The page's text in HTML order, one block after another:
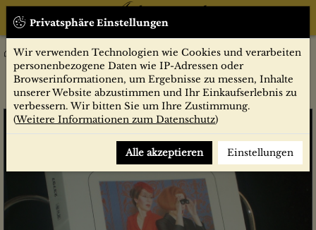
Privatsphäre Einstellungen
Wir verwenden Technologien wie Cookies und verarbeiten
personenbezogene Daten wie IP-Adressen oder
Browserinformationen, um Ergebnisse zu messen, Inhalte
unserer Website abzustimmen und Ihr Einkaufserlebnis zu
verbessern. Wir bitten Sie um Ihre Zustimmung.
(Weitere Informationen zum Datenschutz)
Alle akzeptieren Einstellungen
Belletristik Krimi/Horror/Thriller
Aus der Welt : Roman / Barbara Vine. Aus dem Engl. von
Renate Orth-Guttmann